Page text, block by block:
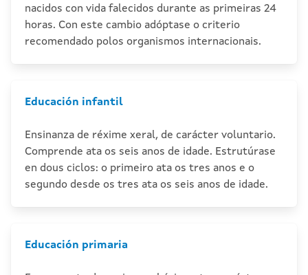
nacidos con vida falecidos durante as primeiras 24
horas. Con este cambio adóptase o criterio
recomendado polos organismos internacionais.
Educación infantil
Ensinanza de réxime xeral, de carácter voluntario.
Comprende ata os seis anos de idade. Estrutúrase
en dous ciclos: o primeiro ata os tres anos e o
segundo desde os tres ata os seis anos de idade.
Educación primaria